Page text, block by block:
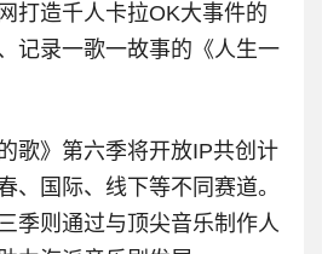
打造千人卡拉OK大事件的
记录一歌一故事的《人生一
歌》第六季将开放IP共创计
、国际、线下等不同赛道。
季则通过与顶尖音乐制作人